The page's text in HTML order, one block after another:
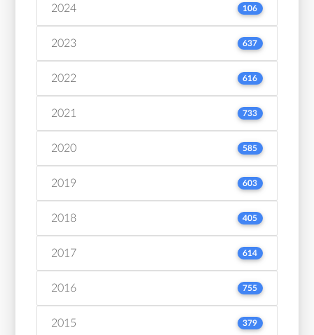
2024 106
2023 637
2022 616
2021 733
2020 585
2019 603
2018 405
2017 614
2016 755
2015 379